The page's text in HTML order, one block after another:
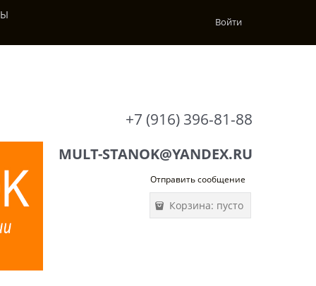
Войти
+7 (916) 396-81-88
MULT-STANOK@YANDEX.RU
Отправить сообщение
Корзина: пусто